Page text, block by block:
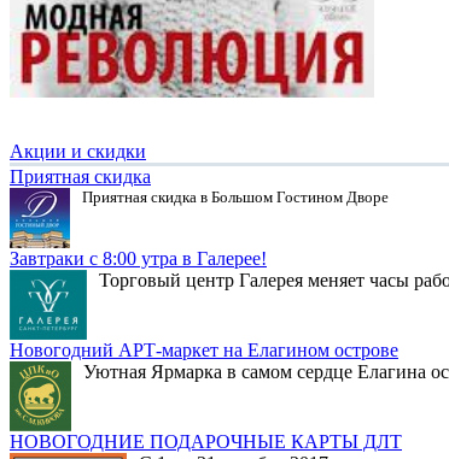
Акции и скидки
Приятная скидка
Приятная скидка в Большом Гостином Дворе
Завтраки с 8:00 утра в Галерее!
Торговый центр Галерея меняет часы
Новогодний АРТ-маркет на Елагином острове
Уютная Ярмарка в самом сердце Елагина
НОВОГОДНИЕ ПОДАРОЧНЫЕ КАРТЫ ДЛТ